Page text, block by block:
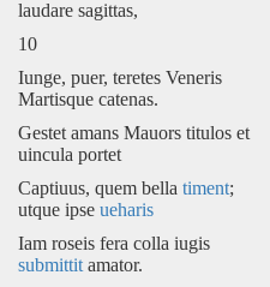
laudare sagittas,
10
Iunge, puer, teretes Veneris
Martisque catenas.
Gestet amans Mauors titulos et
uincula portet
Captiuus, quem bella timent;
utque ipse ueharis
Iam roseis fera colla iugis
submittit amator.